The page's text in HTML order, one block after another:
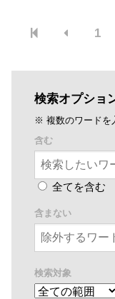
1
検索オプショ
※ 複数のワードを
含む
全てを含む
含まない
検索対象